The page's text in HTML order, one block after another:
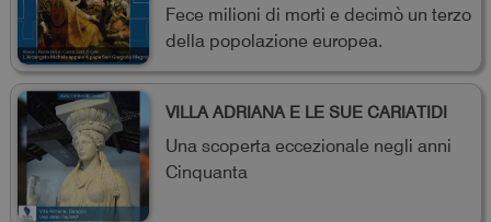
Fece milioni di morti e decimò un terzo
della popolazione europea.
VILLA ADRIANA E LE SUE CARIATIDI
Una scoperta eccezionale negli anni
Cinquanta